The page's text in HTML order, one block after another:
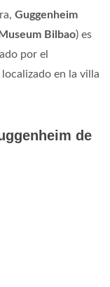
Guggenheim
Bilbao) es
por el
en la villa
de